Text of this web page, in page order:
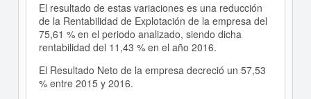
El resultado de estas variaciones es una reducción
de la Rentabilidad de Explotación de la empresa del
75,61 % en el periodo analizado, siendo dicha
rentabilidad del 11,43 % en el año 2016.
El Resultado Neto de la empresa decreció un 57,53
% entre 2015 y 2016.